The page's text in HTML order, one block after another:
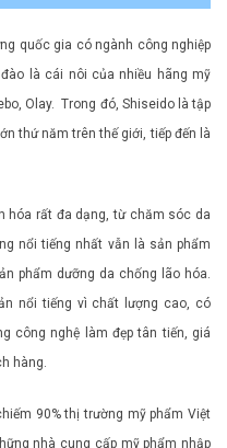
quốc gia có ngành công nghiệp
là cái nôi của nhiều hãng mỹ
Olay. Trong đó, Shiseido là tập
thứ năm trên thế giới, tiếp đến là
hóa rất đa dạng, từ chăm sóc da
nổi tiếng nhất vẫn là sản phẩm
phẩm dưỡng da chống lão hóa.
nổi tiếng vì chất lượng cao, có
công nghệ làm đẹp tân tiến, giá
hàng.
90% thị trường mỹ phẩm Việt
nhà cung cấp mỹ phẩm nhập